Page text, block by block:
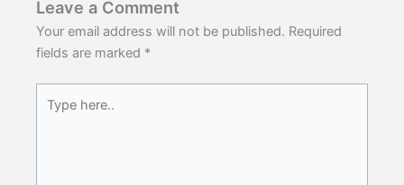
Leave a Comment
Your email address will not be published. Required
fields are marked *
here..